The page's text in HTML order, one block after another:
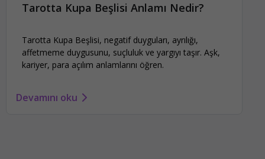
Tarotta Kupa Beşlisi Anlamı Nedir?
Tarotta Kupa Beşlisi, negatif duyguları, ayrılığı,
affetmeme duygusunu, suçluluk ve yargıyı taşır. Aşk,
kariyer, para açılım anlamlarını öğren.
Devamını oku